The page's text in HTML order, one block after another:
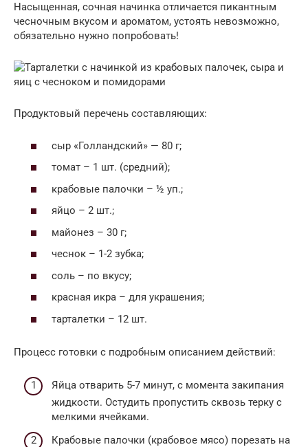
Насыщенная, сочная начинка отличается пикантным
чесночным вкусом и ароматом, устоять невозможно,
обязательно нужно попробовать!
Продуктовый перечень составляющих:
сыр «Голландский» — 80 г;
томат – 1 шт. (средний);
крабовые палочки – ½ уп.;
яйцо – 2 шт.;
майонез – 30 г;
чеснок – 1-2 зубка;
соль – по вкусу;
красная икра – для украшения;
тарталетки – 12 шт.
Процесс готовки с подробным описанием действий:
Яйца отварить 5-7 минут, с момента закипания
жидкости. Остудить пропустить сквозь терку с
мелкими ячейками.
Крабовые палочки (крабовое мясо) порезать на